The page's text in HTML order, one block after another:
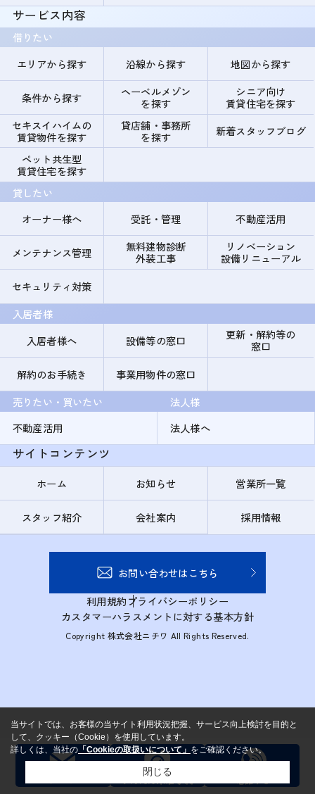
サービス内容
借りたい
エリアから探す
沿線から探す 地図から探す
条件から探す
ヘーベルメゾン
を探す
シニア向け
賃貸住宅を探す
セキスイハイムの
賃貸物件を探す
貸店舗・事務所
を探す
新着スタッフブログ
ペット共生型
賃貸住宅を探す
貸したい
オーナー様へ
受託・管理 不動産活用
メンテナンス管理
無料建物診断
外装工事
リノベーション
設備リニューアル
セキュリティ対策
入居者様
入居者様へ
設備等の窓口
更新・解約等の
窓口
解約のお手続き
事業用物件の窓口
売りたい・買いたい
不動産活用
法人様
法人様へ
サイトコンテンツ
ホーム お知らせ 営業所一覧
スタッフ紹介 会社案内 採用情報
お問い合わせはこちら
利用規約プライバシーポリシー
カスタマーハラスメントに対する基本方針
Copyright 株式会社ニチワ All Rights Reserved.
当サイトでは、お客様の当サイト利用状況把握、サービス向上検討を目的と
して、クッキー（Cookie）を使用しています。
詳しくは、当社の 「Cookieの取扱いについて」 をご確認ください。
閉じる